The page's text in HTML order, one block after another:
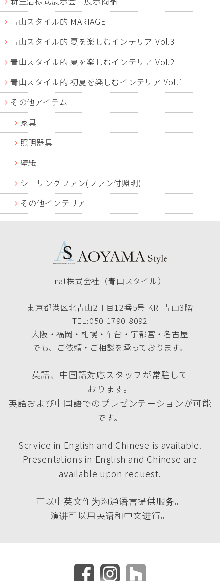
青山スタイル的 MARIAGE
青山スタイル的 夏を楽しむインテリア Vol.3
青山スタイル的 夏を楽しむインテリア Vol.2
青山スタイル的 初夏を楽しむインテリア Vol.1
その他アイテム
家具
照明器具
壁紙
シーリングファン(ファン付照明)
その他インテリア
nat株式会社（青山スタイル）
東京都港区北青山2丁目12番5号 KRT青山3階
TEL:050-1790-8092
大阪・福岡・札幌・仙台・宇都宮・名古屋
でも、ご依頼・ご相談を承っております。
英語、中国語対応スタッフが常駐して
おります。
英語および中国語でのプレゼンテーションが可能
です。
Service in English and Chinese is available.
Presentations in English and Chinese are
available upon request.
可以中英文作为沟通语言提供服务。
演讲可以用英语和中文进行。